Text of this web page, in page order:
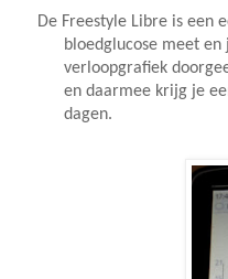
De Freestyle Libre is een
bloedglucose meet
verloopgrafiek
en daarmee krijg je
dagen.